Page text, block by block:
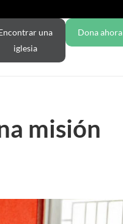
una
iglesia
Dona ahora
misión